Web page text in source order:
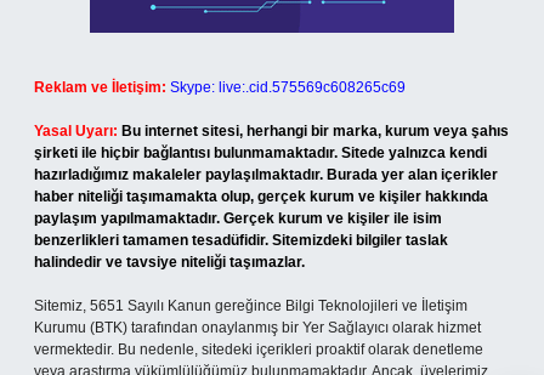
Reklam ve İletişim: Skype: live:.cid.575569c608265c69
Yasal Uyarı: Bu internet sitesi, herhangi bir marka, kurum veya şahıs
şirketi ile hiçbir bağlantısı bulunmamaktadır. Sitede yalnızca kendi
hazırladığımız makaleler paylaşılmaktadır. Burada yer alan içerikler
haber niteliği taşımamakta olup, gerçek kurum ve kişiler hakkında
paylaşım yapılmamaktadır. Gerçek kurum ve kişiler ile isim
benzerlikleri tamamen tesadüfidir. Sitemizdeki bilgiler taslak
halindedir ve tavsiye niteliği taşımazlar.
Sitemiz, 5651 Sayılı Kanun gereğince Bilgi Teknolojileri ve İletişim
Kurumu (BTK) tarafından onaylanmış bir Yer Sağlayıcı olarak hizmet
vermektedir. Bu nedenle, sitedeki içerikleri proaktif olarak denetleme
veya araştırma yükümlülüğümüz bulunmamaktadır. Ancak, üyelerimiz